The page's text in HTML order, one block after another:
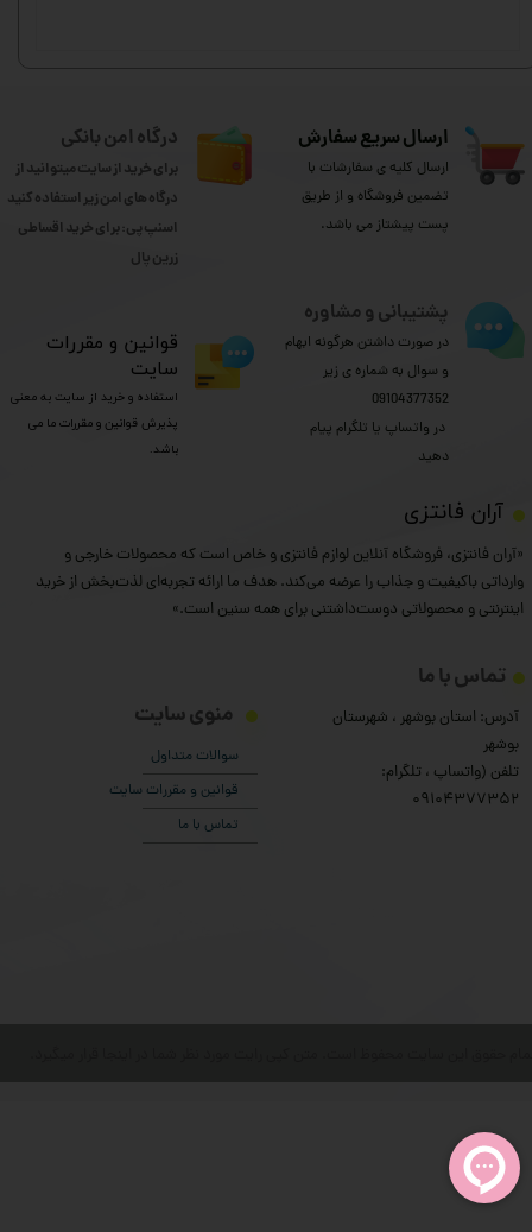
ارسال سریع سفارش
ارسال کلیه ی سفارشات با
تضمین فروشگاه و از طریق
پست پیشتاز می باشد.
​آران فانتزی
«آران فانتزی، فروشگاه آنلاین لوازم فانتزی و خاص است که محصولات خارجی و
وارداتی باکیفیت و جذاب را عرضه می‌کند. هدف ما ارائه تجربه‌ای لذت‌بخش از خرید
اینترنتی و محصولاتی دوست‌داشتنی برای همه سنین است.»
منوی سایت
سوالات متداول
قوانین و مقررات سایت
تماس با ما
تماس با ما
آدرس: استان بوشهر ، شهرستان
بوشهر
تلفن (واتساپ ، تلگرام:
۰9104377352
درگاه امن بانکی
برای خرید از سایت میتوانید از
درگاه های امن زیر استفاده کنید
اسنپ پی: برای خرید اقساطی
​​​​​​​زرین پال
پشتیبانی و مشاوره
در صورت داشتن هرگونه ابهام
و سوال به شماره ی زیر
09104377352
​​​​​​​ در واتساپ یا تلگرام پیام
دهید
​قوانین و مقررات
سایت
استفاده و خرید از سایت به معنی
پذیرش قوانین و مقررات ما می
باشد.